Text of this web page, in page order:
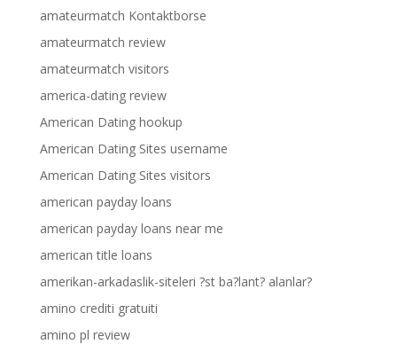
amateurmatch Kontaktborse
amateurmatch review
amateurmatch visitors
america-dating review
American Dating hookup
American Dating Sites username
American Dating Sites visitors
american payday loans
american payday loans near me
american title loans
amerikan-arkadaslik-siteleri ?st ba?lant? alanlar?
amino crediti gratuiti
amino pl review